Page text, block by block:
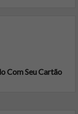
Com Seu Cartão